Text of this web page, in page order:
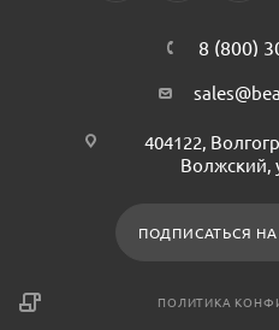
8 (800)
404122,
Волжский,
ПОДПИСАТЬСЯ
ПОЛИТИКА